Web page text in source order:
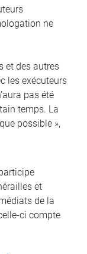
ne
et des autres
les exécuteurs
pas été
temps. La
possible »,
et
de la
ci compte